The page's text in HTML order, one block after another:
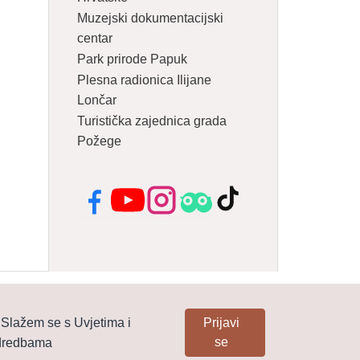
Muzejski dokumentacijski
centar
Park prirode Papuk
Plesna radionica Ilijane
Lončar
Turistička zajednica grada
Požege
FacebookYouTubeInstagramTripadvisor
TikTok
se s Uvjetima i
Prijavi
se